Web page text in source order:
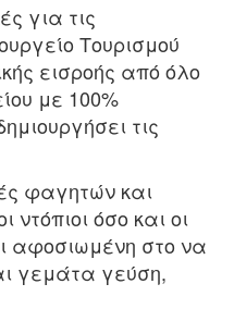
για τις
Τουρισμού
εισροής από όλο
με 100%
τις
φαγητών και
όσο και οι
αφοσιωμένη στο να
γεμάτα γεύση,